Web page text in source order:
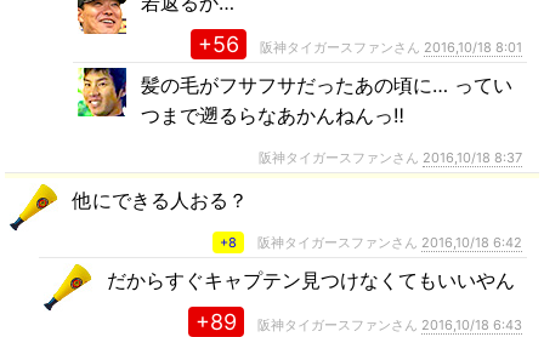
+56 阪神タイガースファンさん 2016,10/18 8:01
髪の毛がフサフサだったあの頃に… ってい
つまで遡るらなあかんねんっ‼
阪神タイガースファンさん 2016,10/18 8:37
他にできる人おる？
+8 阪神タイガースファンさん 2016,10/18 6:42
だからすぐキャプテン見つけなくてもいいやん
+89 阪神タイガースファンさん 2016,10/18 6:43